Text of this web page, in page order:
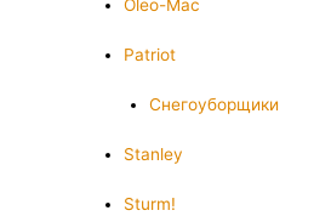
Oleo-Mac
Patriot
Снегоуборщики
Stanley
Sturm!